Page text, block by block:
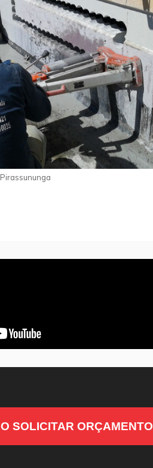
SOLICITAR ORÇAMENTO